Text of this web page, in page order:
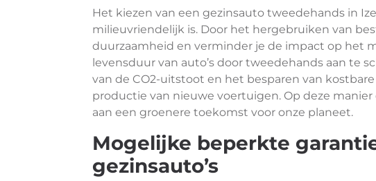
Het kiezen van een gezinsauto tweedehands in
milieuvriendelijk is. Door het hergebruiken van
duurzaamheid en verminder je de impact op het
levensduur van auto’s door tweedehands aan te
van de CO2-uitstoot en het besparen van
productie van nieuwe voertuigen. Op deze
aan een groenere toekomst voor onze planeet.
Mogelijke beperkte
gezinsauto’s